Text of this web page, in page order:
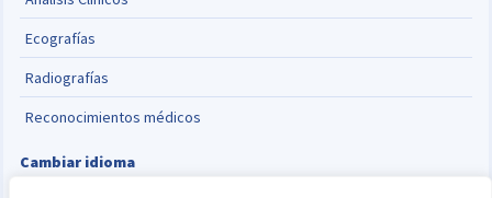
Ecografías
Radiografías
Reconocimientos médicos
Cambiar idioma